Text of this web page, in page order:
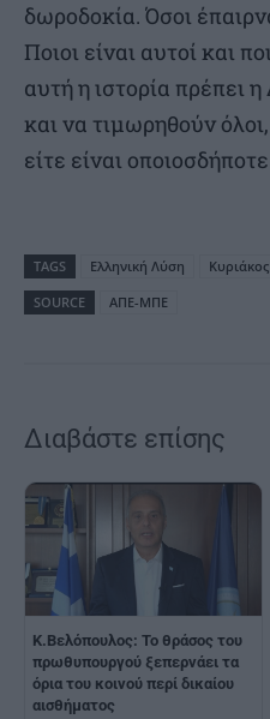
δωροδοκία. Όσοι
Ποιοι είναι αυτοί και
αυτή η ιστορία πρέπει
και να τιμωρηθούν
είτε είναι
TAGS Ελληνική Λύση
SOURCE
ΑΠΕ-ΜΠΕ
Διαβάστε επίσης
Κ.Βελόπουλος: Το θράσος του
πρωθυπουργού ξεπερνάει τα
όρια του κοινού περί δικαίου
αισθήματος